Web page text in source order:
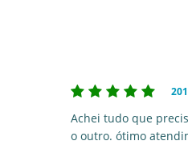
Achei tudo que
o outro. ótimo